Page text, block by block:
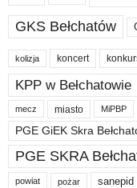
GKS Bełchatów
kolizja koncert
KPP w Bełchatowie
mecz miasto MiPBP
PGE GiEK Skra
PGE SKRA
powiat pożar sanepid